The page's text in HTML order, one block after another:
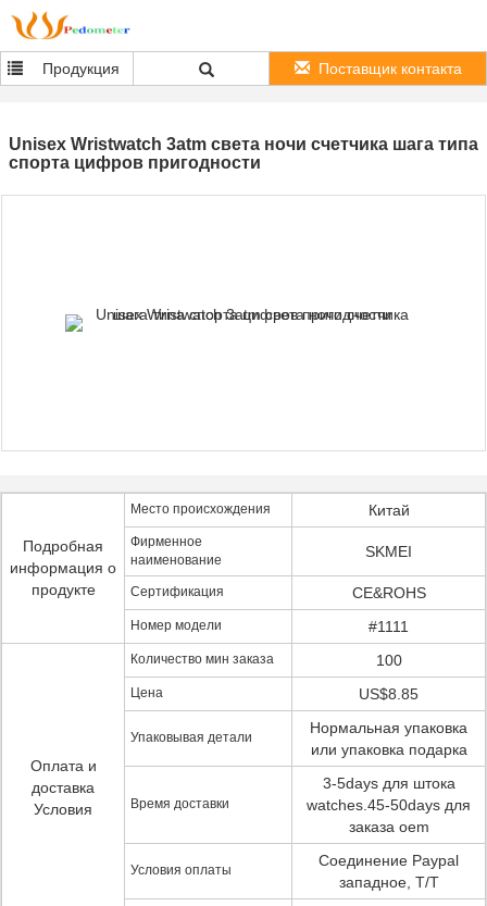
Продукция Поставщик контакта
Unisex Wristwatch 3atm света ночи счетчика шага типа
спорта цифров пригодности
Подробная
информация о
продукте
Место происхождения Китай
Фирменное
наименование
SKMEI
Сертификация CE&ROHS
Номер модели #1111
Оплата и
доставка
Условия
Количество мин заказа 100
Цена US$8.85
Упаковывая детали
Нормальная упаковка
или упаковка подарка
Время доставки
3-5days для штока
watches.45-50days для
заказа oem
Условия оплаты
Соединение Paypal
западное, T/T